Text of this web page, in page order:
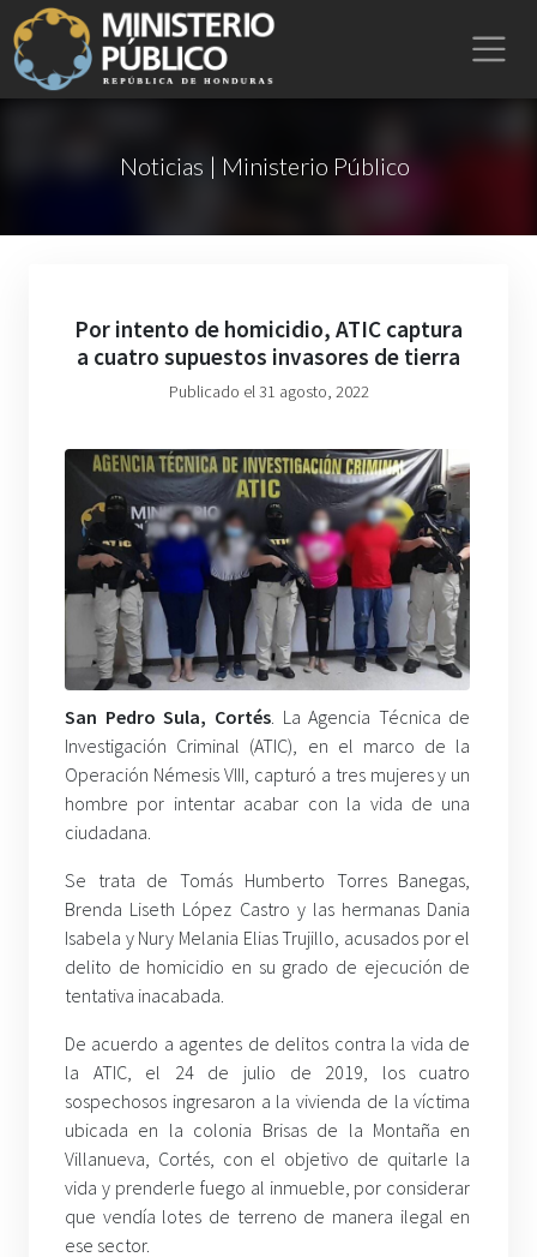
Noticias | Ministerio Público
Por intento de homicidio, ATIC captura
a cuatro supuestos invasores de tierra
Publicado el 31 agosto, 2022
San Pedro Sula, Cortés. La Agencia Técnica de
Investigación Criminal (ATIC), en el marco de la
Operación Némesis VIII, capturó a tres mujeres y un
hombre por intentar acabar con la vida de una
ciudadana.
Se trata de Tomás Humberto Torres Banegas,
Brenda Liseth López Castro y las hermanas Dania
Isabela y Nury Melania Elias Trujillo, acusados por el
delito de homicidio en su grado de ejecución de
tentativa inacabada.
De acuerdo a agentes de delitos contra la vida de
la ATIC, el 24 de julio de 2019, los cuatro
sospechosos ingresaron a la vivienda de la víctima
ubicada en la colonia Brisas de la Montaña en
Villanueva, Cortés, con el objetivo de quitarle la
vida y prenderle fuego al inmueble, por considerar
que vendía lotes de terreno de manera ilegal en
ese sector.